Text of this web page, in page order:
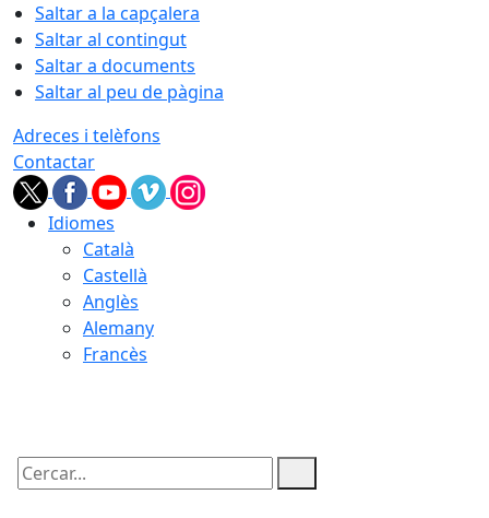
Saltar a la capçalera
Saltar al contingut
Saltar a documents
Saltar al peu de pàgina
Adreces i telèfons
Contactar
Idiomes
Català
Castellà
Anglès
Alemany
Francès
Cercar: